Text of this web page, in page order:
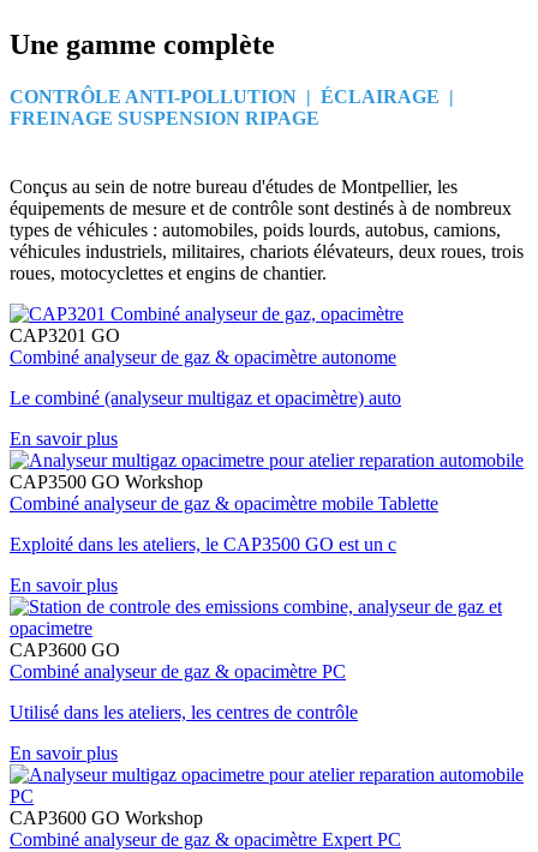
Une gamme complète
CONTRÔLE ANTI-POLLUTION | ÉCLAIRAGE |
FREINAGE SUSPENSION RIPAGE
Conçus au sein de notre bureau d'études de Montpellier, les
équipements de mesure et de contrôle sont destinés à de nombreux
types de véhicules : automobiles, poids lourds, autobus, camions,
véhicules industriels, militaires, chariots élévateurs, deux roues, trois
roues, motocyclettes et engins de chantier.
CAP3201 GO
Combiné analyseur de gaz & opacimètre autonome
Le combiné (analyseur multigaz et opacimètre) auto
En savoir plus
CAP3500 GO Workshop
Combiné analyseur de gaz & opacimètre mobile Tablette
Exploité dans les ateliers, le CAP3500 GO est un c
En savoir plus
CAP3600 GO
Combiné analyseur de gaz & opacimètre PC
Utilisé dans les ateliers, les centres de contrôle
En savoir plus
CAP3600 GO Workshop
Combiné analyseur de gaz & opacimètre Expert PC